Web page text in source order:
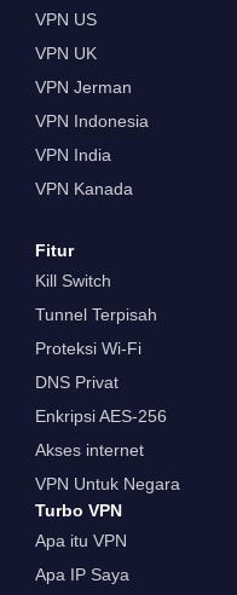
VPN US
VPN UK
VPN Jerman
VPN Indonesia
VPN India
VPN Kanada
Fitur
Kill Switch
Tunnel Terpisah
Proteksi Wi-Fi
DNS Privat
Enkripsi AES-256
Akses internet
VPN Untuk Negara
Turbo VPN
Apa itu VPN
Apa IP Saya